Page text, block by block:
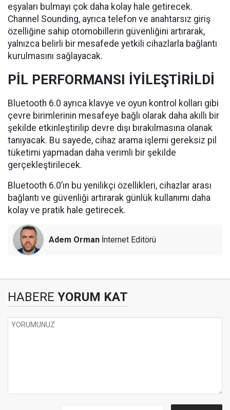
eşyaları bulmayı çok daha kolay hale getirecek.
Channel Sounding, ayrıca telefon ve anahtarsız giriş
özelliğine sahip otomobillerin güvenliğini artırarak,
yalnızca belirli bir mesafede yetkili cihazlarla bağlantı
kurulmasını sağlayacak.
PİL PERFORMANSI İYİLEŞTİRİLDİ
Bluetooth 6.0 ayrıca klavye ve oyun kontrol kolları gibi
çevre birimlerinin mesafeye bağlı olarak daha akıllı bir
şekilde etkinleştirilip devre dışı bırakılmasına olanak
tanıyacak. Bu sayede, cihaz arama işlemi gereksiz pil
tüketimi yapmadan daha verimli bir şekilde
gerçekleştirilecek.
Bluetooth 6.0’ın bu yenilikçi özellikleri, cihazlar arası
bağlantı ve güvenliği artırarak günlük kullanımı daha
kolay ve pratik hale getirecek.
Adem Orman İnternet Editörü
HABERE YORUM KAT